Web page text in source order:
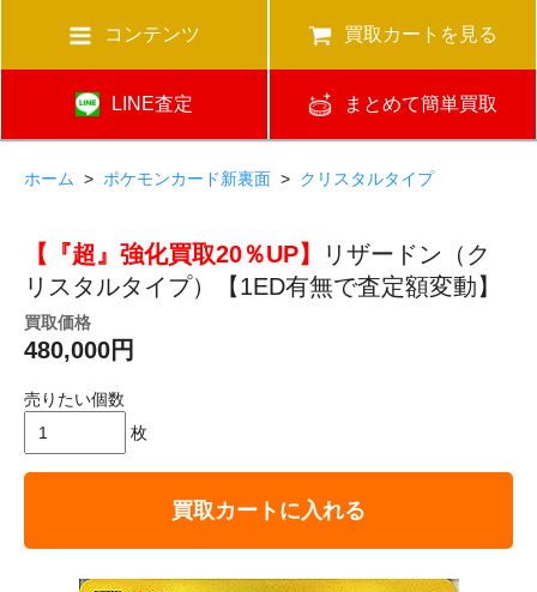
コンテンツ 買取カートを見る
LINE査定 まとめて簡単買取
ホーム > ポケモンカード新裏面 > クリスタルタイプ
【『超』強化買取20％UP】
リザードン（ク
リスタルタイプ）【1ED有無で査定額変動】
買取価格
480,000円
売りたい個数
枚
買取カートに入れる